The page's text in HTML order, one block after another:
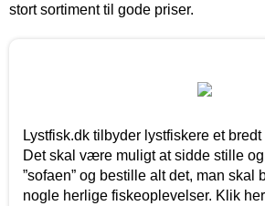
stort sortiment til gode priser.
Lystfisk.dk tilbyder lystfiskere et
Det skal være muligt at sidde stille
”sofaen” og bestille alt det, man skal
nogle herlige fiskeoplevelser. Klik